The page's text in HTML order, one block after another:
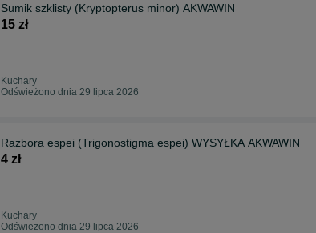
Sumik szklisty (Kryptopterus minor) AKWAWIN
15 zł
Kuchary
Odświeżono dnia 29 lipca 2026
Razbora espei (Trigonostigma espei) WYSYŁKA AKWAWIN
4 zł
Kuchary
Odświeżono dnia 29 lipca 2026